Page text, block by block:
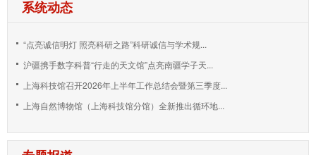
系统动态
“点亮诚信明灯 照亮科研之路”科研诚信与学术规...
沪疆携手数字科普“行走的天文馆”点亮南疆学子天...
上海科技馆召开2026年上半年工作总结会暨第三季度...
上海自然博物馆（上海科技馆分馆）全新推出循环地...